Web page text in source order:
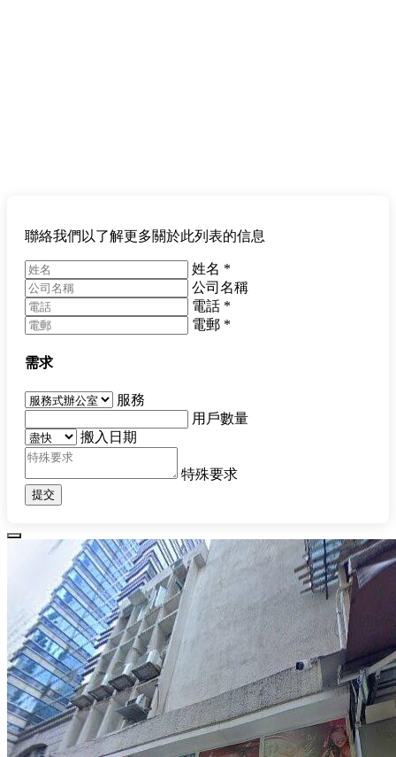
聯絡我們以了解更多關於此列表的信息
姓名 *
公司名稱
電話 *
電郵 *
需求
服務
用戶數量
搬入日期
特殊要求
提交